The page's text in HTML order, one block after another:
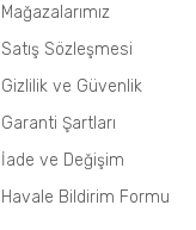
Mağazalarımız
Satış Sözleşmesi
Gizlilik ve Güvenlik
Garanti Şartları
İade ve Değişim
Havale Bildirim Formu